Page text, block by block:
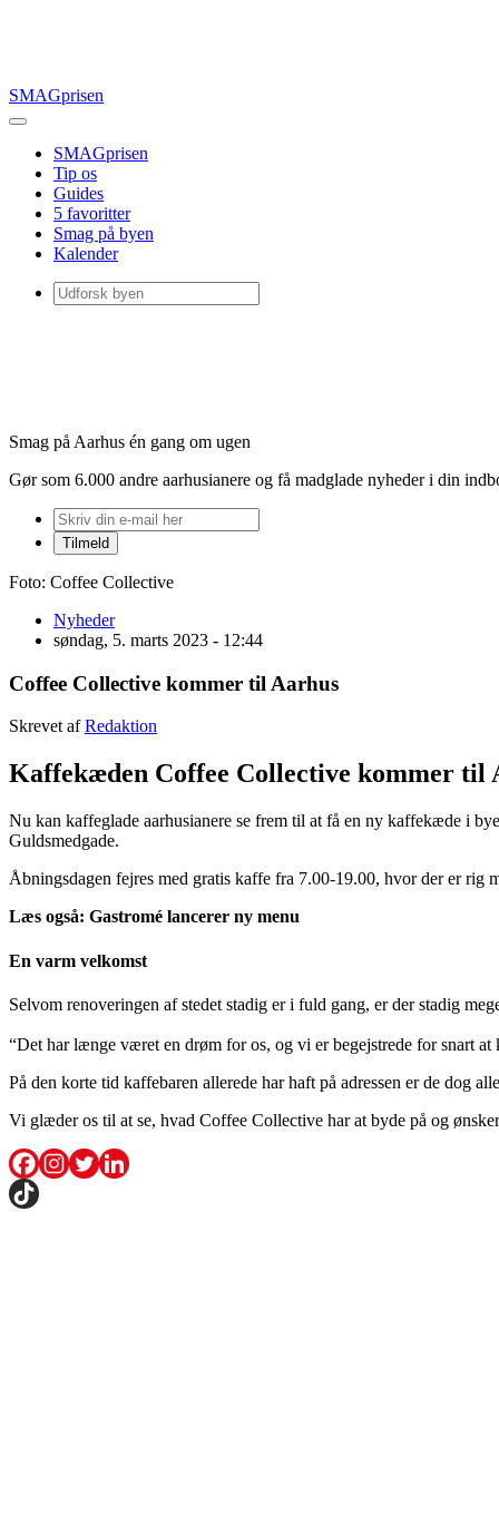
SMAGprisen
SMAGprisen
Tip os
Guides
5 favoritter
Smag på byen
Kalender
Smag på Aarhus én gang om ugen
Gør som 6.000 andre aarhusianere og få madglade nyheder i din
Foto: Coffee Collective
Nyheder
søndag, 5. marts 2023 - 12:44
Coffee Collective kommer til Aarhus
Skrevet afRedaktion
Kaffekæden Coffee Collective kommer til
Nu kan kaffeglade aarhusianere se frem til at få en ny kaffekæde i
Guldsmedgade.
Åbningsdagen fejres med gratis kaffe fra 7.00-19.00, hvor der er rig
Læs også: Gastromé lancerer ny menu
En varm velkomst
Selvom renoveringen af stedet stadig er i fuld gang, er der stadig
“Det har længe været en drøm for os, og vi er begejstrede for snart
På den korte tid kaffebaren allerede har haft på adressen er de dog
Vi glæder os til at se, hvad Coffee Collective har at byde på og